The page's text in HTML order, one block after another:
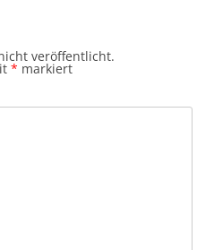
veröffentlicht.
* markiert